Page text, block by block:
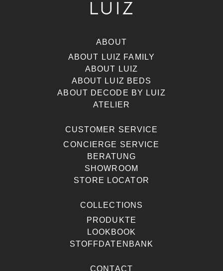
ABOUT
ABOUT LUIZ FAMILY
ABOUT LUIZ
ABOUT LUIZ BEDS
ABOUT DECODE BY LUIZ
ATELIER
CUSTOMER SERVICE
CONCIERGE SERVICE
BERATUNG
SHOWROOM
STORE LOCATOR
COLLECTIONS
PRODUKTE
LOOKBOOK
STOFFDATENBANK
CONTACT